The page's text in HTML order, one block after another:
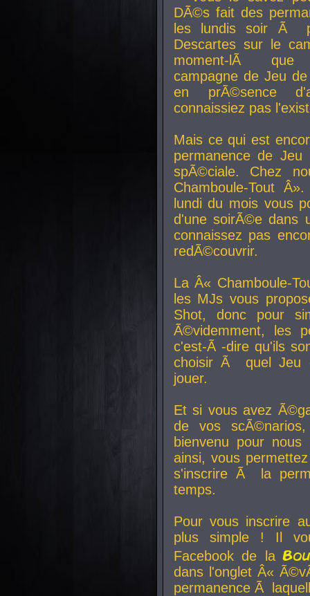
DÃ©s fait des
les lundis soir Ã
Descartes sur le
moment-lÃ que
campagne de Jeu
en prÃ©sence
connaissiez pas
Mais ce qui est
permanence de
spÃ©ciale. Chez
Chamboule-Tout
lundi du mois vous
d'une soirÃ©e dans
connaissez pas
redÃ©couvrir.
La Â« Chamboule-
les MJs vous
Shot, donc pour
Ã©videmment, les
c'est-Ã -dire qu'ils
choisir Ã quel Jeu
jouer.
Et si vous avez
de vos
bienvenu pour
ainsi, vous
s'inscrire Ã la
temps.
Pour vous inscrire
plus simple ! Il
Facebook de la
dans l'onglet Â«
permanence Ã